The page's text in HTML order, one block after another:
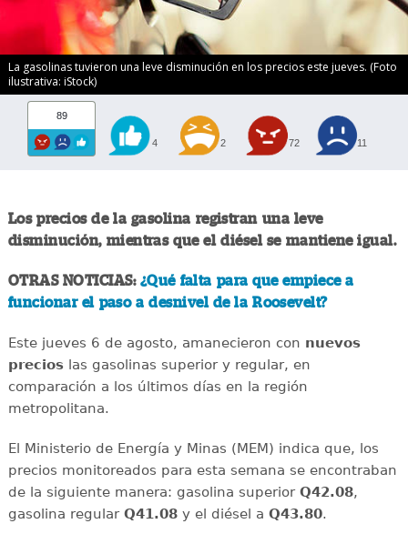
La gasolinas tuvieron una leve disminución en los precios este jueves. (Foto
ilustrativa: iStock)
89
4 2 72 11
Los precios de la gasolina registran una leve
disminución, mientras que el diésel se mantiene igual.
OTRAS NOTICIAS: ¿Qué falta para que empiece a
funcionar el paso a desnivel de la Roosevelt?
Este jueves 6 de agosto, amanecieron con nuevos
precioslas gasolinas superior y regular, en
comparación a los últimos días en la región
metropolitana.
El Ministerio de Energía y Minas (MEM) indica que, los
precios monitoreados para esta semana se encontraban
de la siguiente manera: gasolina superior Q42.08,
gasolina regular Q41.08y el diésel a Q43.80.